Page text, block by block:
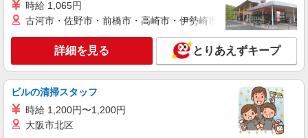
時給 1,065円
古河市・佐野市・前橋市・高崎市・伊勢崎市・太田市・館林市
詳細を見る とりあえずキープ
ビルの清掃スタッフ
時給 1,200円〜1,200円
大阪市北区